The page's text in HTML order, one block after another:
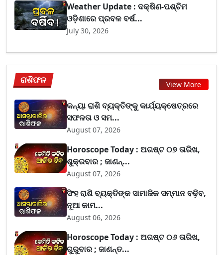
Weather Update : ଦକ୍ଷିଣ-ପଶ୍ଚିମ
ଓଡ଼ିଶାରେ ପ୍ରବଳ ବର୍ଷ...
July 30, 2026
ରାଶିଫଳ View More
କନ୍ୟା ରାଶି ବ୍ୟକ୍ତିଙ୍କୁ କାର୍ଯ୍ୟକ୍ଷେତ୍ରରେ
ସଫଳତା ଓ ସମ...
August 07, 2026
Horoscope Today : ଅଗଷ୍ଟ ୦୭ ତାରିଖ,
ଶୁକ୍ରବାର ; ଜାଣନ୍...
August 07, 2026
ସିଂହ ରାଶି ବ୍ୟକ୍ତିଙ୍କ ସାମାଜିକ ସମ୍ମାନ ବଢ଼ିବ,
ନୂଆ କାମ...
August 06, 2026
Horoscope Today : ଅଗଷ୍ଟ ୦୬ ତାରିଖ,
ଗୁରୁବାର ; ଜାଣନ୍ତ...